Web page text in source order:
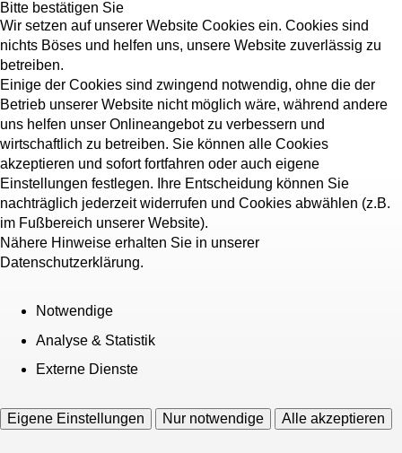
Bitte bestätigen Sie
Wir setzen auf unserer Website Cookies ein. Cookies sind
nichts Böses und helfen uns, unsere Website zuverlässig zu
betreiben.
Einige der Cookies sind zwingend notwendig, ohne die der
Betrieb unserer Website nicht möglich wäre, während andere
uns helfen unser Onlineangebot zu verbessern und
wirtschaftlich zu betreiben. Sie können alle Cookies
akzeptieren und sofort fortfahren oder auch eigene
Einstellungen festlegen. Ihre Entscheidung können Sie
nachträglich jederzeit widerrufen und Cookies abwählen (z.B.
im Fußbereich unserer Website).
Nähere Hinweise erhalten Sie in unserer
Datenschutzerklärung.
Notwendige
Analyse & Statistik
Externe Dienste
Eigene Einstellungen Nur notwendige Alle akzeptieren